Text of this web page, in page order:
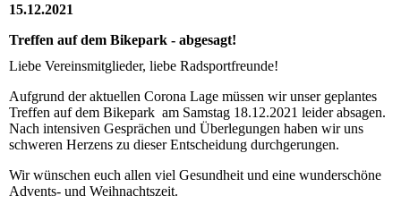
15.12.2021
Treffen auf dem Bikepark - abgesagt!
Liebe Vereinsmitglieder, liebe Radsportfreunde!
Aufgrund der aktuellen Corona Lage müssen wir unser geplantes
Treffen auf dem Bikepark am Samstag 18.12.2021 leider absagen.
Nach intensiven Gesprächen und Überlegungen haben wir uns
schweren Herzens zu dieser Entscheidung durchgerungen.
Wir wünschen euch allen viel Gesundheit und eine wunderschöne
Advents- und Weihnachtszeit.